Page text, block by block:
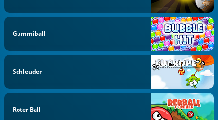
Gummiball
Schleuder
Roter Ball